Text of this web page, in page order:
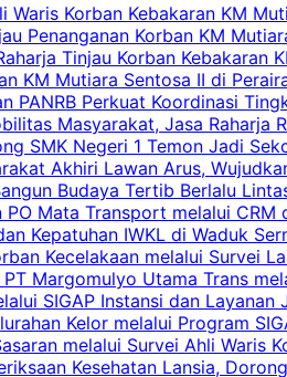
Korban Kebakaran KM
Penanganan Korban KM
Tinjau Korban Kebakaran
KM Mutiara Sentosa II di
PANRB Perkuat Koordinasi
Masyarakat, Jasa
SMK Negeri 1 Temon Jadi
Akhiri Lawan Arus,
Budaya Tertib Berlalu
Mata Transport melalui CRM
Kepatuhan IWKL di Waduk
Kecelakaan melalui Survei
Margomulyo Utama Trans
SIGAP Instansi dan
Kelor melalui Program
melalui Survei Ahli Waris
Kesehatan Lansia,